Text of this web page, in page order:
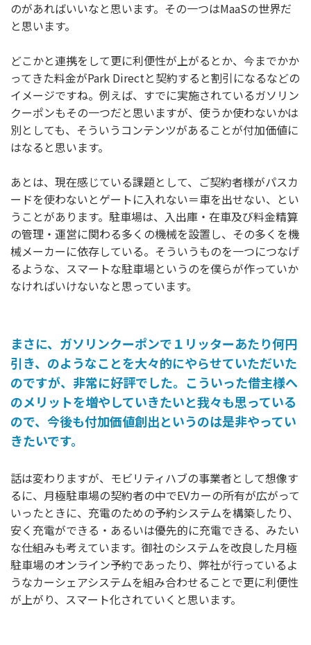
のがあればいいなと思います。その一つはMaaSの世界だ
と思います。
どこかと連携をして更に利便性が上がるとか、今までかか
ってきた料金がPark Directと契約すると割引になるなどの
イメージですね。例えば、すでに実施されているガソリン
クーポンもその一つだと思いますが、使うか使わないかは
別としても、そういうコンテンツがあることが付加価値に
はなると思います。
あとは、現在感じている課題として、ご契約者様がパスカ
ードを使わないとゲートに入れない＝車を出せない、とい
うことがあります。駐車場は、入出庫・在車及び料金精算
の管理・運営に関わる多くの機械を設置し、その多くを機
械メーカーに依存している。そういうものを一つにつなげ
るような、スマートな駐車場というのを僕らが作っていか
なければいけないなと思っています。
まさに、ガソリンクーポンで１リッターあたり何円
引き、のようなことを大々的にやらせていただいた
のですが、非常に好評でした。こういった借主様へ
のメリットを増やしていきたいと我々も思っている
ので、今後も付加価値創出というのは是非やってい
きたいです。
話は変わりますが、モビリティハブの事業者として想像す
るに、月極駐車場の契約者の中でEVカーの所有が広がって
いったときに、充電のための予約システムを構築したり、
安く充電ができる・あるいは優先的に充電できる、みたい
な仕組みも考えています。御社のシステムを改良した月極
駐車場のオンライン予約であったり、弊社が行っているよ
うなカーシェアシステムを組み合わせることで更に利便性
が上がり、スマート化されていくと思います。